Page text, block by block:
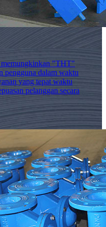
memungkinkan "THT"
pengguna dalam waktu
yang tepat waktu
pelanggan secara